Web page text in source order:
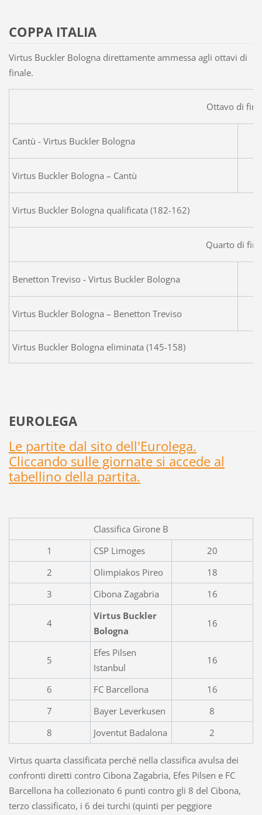
COPPA ITALIA
Virtus Buckler Bologna direttamente ammessa agli ottavi di
finale.
Ottavo di
Cantù - Virtus Buckler Bologna
Virtus Buckler Bologna – Cantù
Virtus Buckler Bologna qualificata (182-162)
Quarto di
Benetton Treviso - Virtus Buckler Bologna
Virtus Buckler Bologna – Benetton Treviso
Virtus Buckler Bologna eliminata (145-158)
EUROLEGA
Le partite dal sito dell'Eurolega.
Cliccando sulle giornate si accede al
tabellino della partita.
Classifica Girone B
1
CSP Limoges
20
2
Olimpiakos Pireo
18
3
Cibona Zagabria 16
4
Virtus Buckler
Bologna
16
5
Efes Pilsen
Istanbul
16
6 FC Barcellona
16
7
Bayer Leverkusen
8
8
Joventut Badalona 2
Virtus quarta classificata perché nella classifica avulsa dei
confronti diretti contro Cibona Zagabria, Efes Pilsen e FC
Barcellona ha collezionato 6 punti contro gli 8 del Cibona,
terzo classificato, i 6 dei turchi (quinti per peggiore